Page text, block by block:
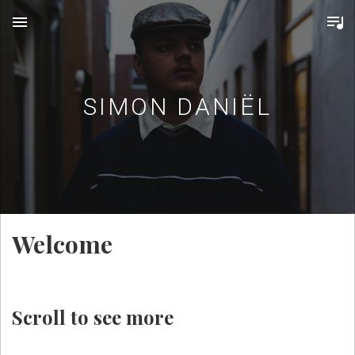
SIMON DANIËL
MENU
Welcome
Scroll to see more